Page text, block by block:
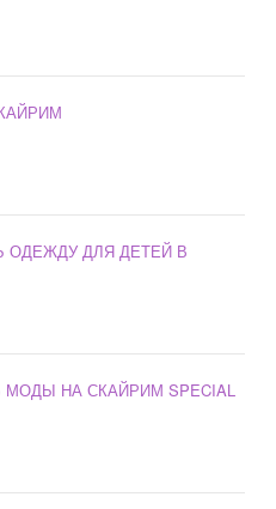
ОДЕЖДУ ДЛЯ ДЕТЕЙ В
МОДЫ НА СКАЙРИМ SPECIAL